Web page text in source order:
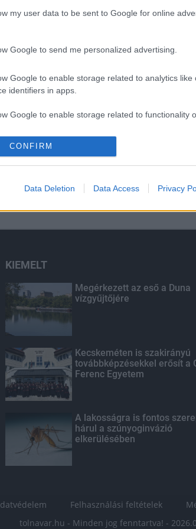
my user data to be sent to Google for online
Google to send me personalized advertising.
Google to enable storage related to analytics like
identifiers in apps.
Google to enable storage related to functionality
Google to enable storage related to
functionality and fraud prevention, and other user
CONFIRM
Data Deletion Data Access Privacy
református iskoláját
Látványos építési szakasz
Paks II.: Mit jelent az 5. blokk új
mérföldköve a felülvizsgálat
KIEMELT
Megérkezett az eső a Duna
vízgyűjtőjére
Kecskeméten is szakirányú
továbbképzésekkel erősít a
Ferenc Egyetem
A lakosságra is fontos
hárul a szúnyoginvázió
elkerülésében
Felhasználási feltételek
tolnavar.hu - Minden jog fenntartva! -